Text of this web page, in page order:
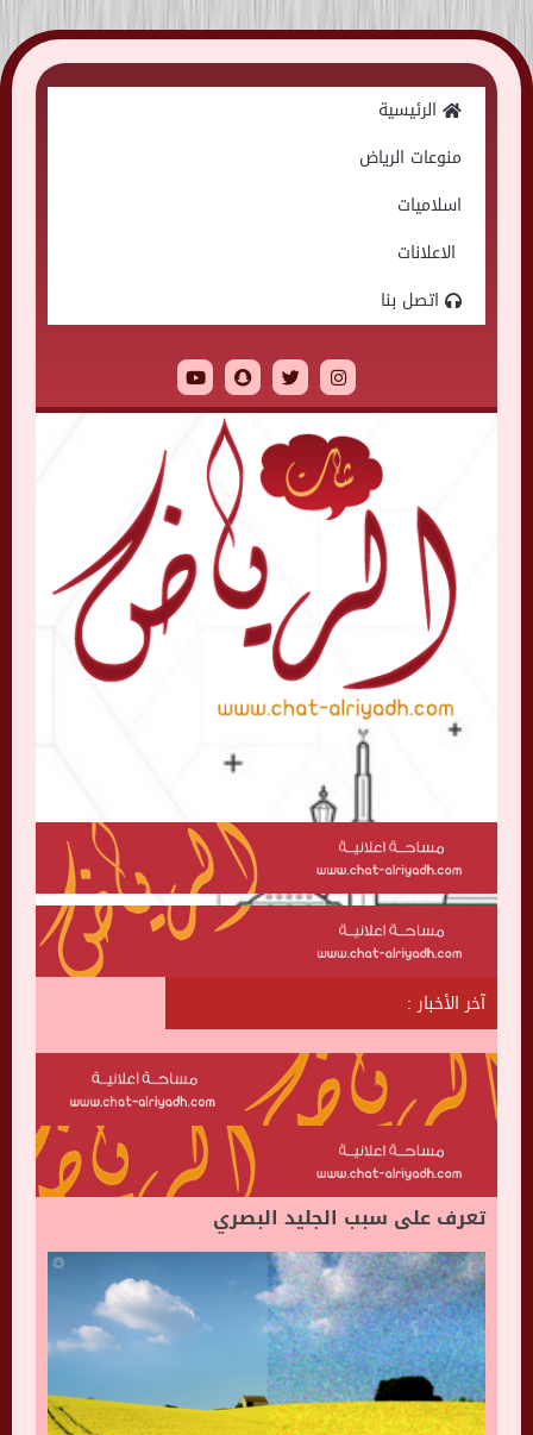
Skip
to
الرئيسية
منوعات الرياض
اسلاميات
الاعلانات
اتصل بنا
آخر الأخبار :
تعرف على سبب الجليد البصري